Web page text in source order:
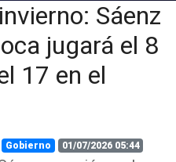
Sáenz
jugará el 8
17 en el
Gobierno 01/07/2026 05:44